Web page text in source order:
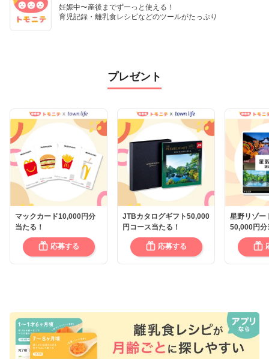
妊娠中〜産後までずーっと使える！
育児記録・離乳食レシピなどのツールがたっぷり
プレゼント
マックカード10,000円分
当たる！
応募する
JTBカタログギフト50,000
円コース当たる！
応募する
星野リゾー
50,000円分